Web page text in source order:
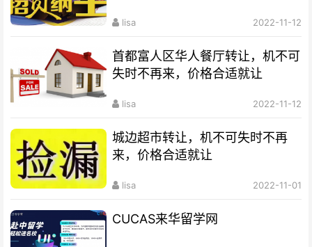
lisa 2022-11-12
首都富人区华人餐厅转让，机不可
失时不再来，价格合适就让
lisa 2022-11-12
城边超市转让，机不可失时不再
来，价格合适就让
lisa 2022-11-01
CUCAS来华留学网